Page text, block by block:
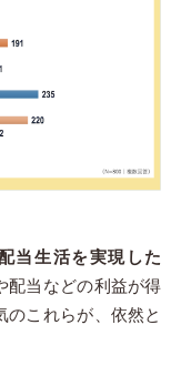
当生活を実現した
配当などの利益が得
のこれらが、依然と